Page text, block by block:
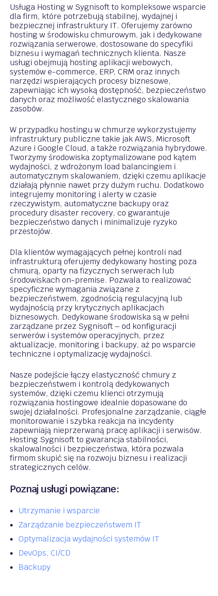
Usługa Hosting w Sygnisoft to kompleksowe wsparcie
dla firm, które potrzebują stabilnej, wydajnej i
bezpiecznej infrastruktury IT. Oferujemy zarówno
hosting w środowisku chmurowym, jak i dedykowane
rozwiązania serwerowe, dostosowane do specyfiki
biznesu i wymagań technicznych klienta. Nasze
usługi obejmują hosting aplikacji webowych,
systemów e-commerce, ERP, CRM oraz innych
narzędzi wspierających procesy biznesowe,
zapewniając ich wysoką dostępność, bezpieczeństwo
danych oraz możliwość elastycznego skalowania
zasobów.
W przypadku hostingu w chmurze wykorzystujemy
infrastruktury publiczne takie jak AWS, Microsoft
Azure i Google Cloud, a także rozwiązania hybrydowe.
Tworzymy środowiska zoptymalizowane pod kątem
wydajności, z wdrożonym load balancingiem i
automatycznym skalowaniem, dzięki czemu aplikacje
działają płynnie nawet przy dużym ruchu. Dodatkowo
integrujemy monitoring i alerty w czasie
rzeczywistym, automatyczne backupy oraz
procedury disaster recovery, co gwarantuje
bezpieczeństwo danych i minimalizuje ryzyko
przestojów.
Dla klientów wymagających pełnej kontroli nad
infrastrukturą oferujemy dedykowany hosting poza
chmurą, oparty na fizycznych serwerach lub
środowiskach on-premise. Pozwala to realizować
specyficzne wymagania związane z
bezpieczeństwem, zgodnością regulacyjną lub
wydajnością przy krytycznych aplikacjach
biznesowych. Dedykowane środowiska są w pełni
zarządzane przez Sygnisoft – od konfiguracji
serwerów i systemów operacyjnych, przez
aktualizacje, monitoring i backupy, aż po wsparcie
techniczne i optymalizację wydajności.
Nasze podejście łączy elastyczność chmury z
bezpieczeństwem i kontrolą dedykowanych
systemów, dzięki czemu klienci otrzymują
rozwiązania hostingowe idealnie dopasowane do
swojej działalności. Profesjonalne zarządzanie, ciągłe
monitorowanie i szybka reakcja na incydenty
zapewniają nieprzerwaną pracę aplikacji i serwisów.
Hosting Sygnisoft to gwarancja stabilności,
skalowalności i bezpieczeństwa, która pozwala
firmom skupić się na rozwoju biznesu i realizacji
strategicznych celów.
Poznaj usługi powiązane:
Utrzymanie i wsparcie
Zarządzanie bezpieczeństwem IT
Optymalizacja wydajności systemów IT
DevOps, CI/CD
Backupy